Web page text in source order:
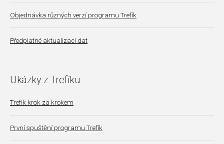
Objednávka různých verzí programu Trefík
Předplatné aktualizací dat
Ukázky z Trefíku
Trefík krok za krokem
První spuštění programu Trefík